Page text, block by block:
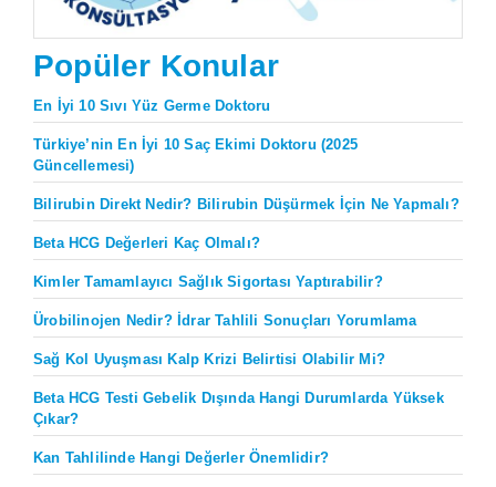
Popüler Konular
En İyi 10 Sıvı Yüz Germe Doktoru
Türkiye’nin En İyi 10 Saç Ekimi Doktoru (2025
Güncellemesi)
Bilirubin Direkt Nedir? Bilirubin Düşürmek İçin Ne Yapmalı?
Beta HCG Değerleri Kaç Olmalı?
Kimler Tamamlayıcı Sağlık Sigortası Yaptırabilir?
Ürobilinojen Nedir? İdrar Tahlili Sonuçları Yorumlama
Sağ Kol Uyuşması Kalp Krizi Belirtisi Olabilir Mi?
Beta HCG Testi Gebelik Dışında Hangi Durumlarda Yüksek
Çıkar?
Kan Tahlilinde Hangi Değerler Önemlidir?